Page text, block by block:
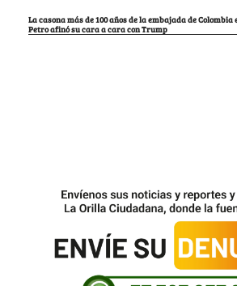
La casona más de 100 años de la embajada de Colombia
Petro afinó su cara a cara con Trump